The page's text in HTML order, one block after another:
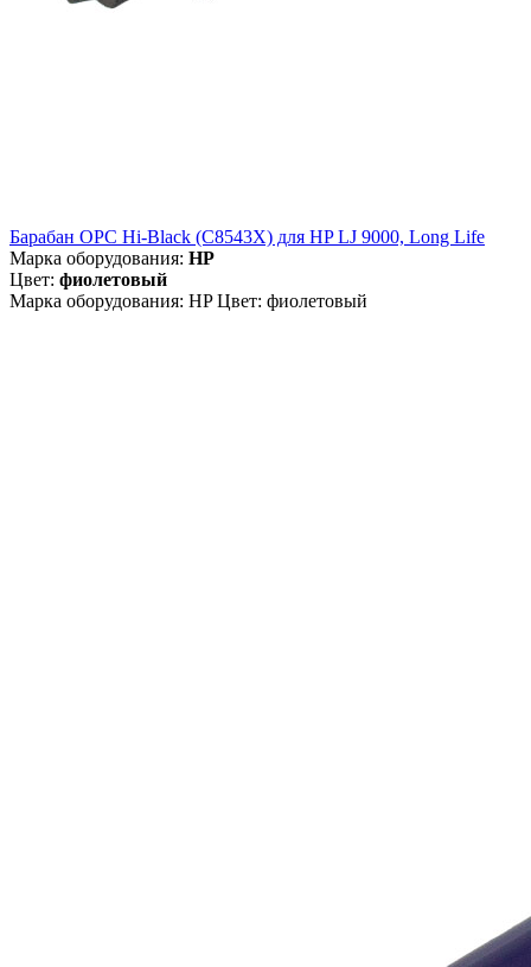
Барабан OPC Hi-Black (C8543X) для HP LJ 9000, Long Life
Марка оборудования: HP
Цвет: фиолетовый
Марка оборудования: HP Цвет: фиолетовый